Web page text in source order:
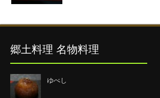
郷土料理 名物料理
ゆべし